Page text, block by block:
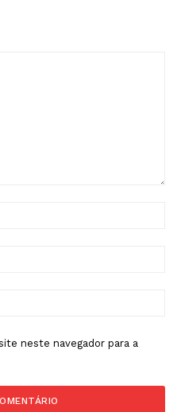
neste navegador para a